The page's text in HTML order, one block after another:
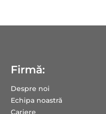
Firmă:
Despre noi
Echipa noastră
Cariere